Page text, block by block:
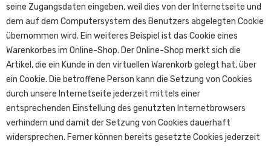
seine Zugangsdaten eingeben, weil dies von der Internetseite und
dem auf dem Computersystem des Benutzers abgelegten Cookie
übernommen wird. Ein weiteres Beispiel ist das Cookie eines
Warenkorbes im Online-Shop. Der Online-Shop merkt sich die
Artikel, die ein Kunde in den virtuellen Warenkorb gelegt hat, über
ein Cookie. Die betroffene Person kann die Setzung von Cookies
durch unsere Internetseite jederzeit mittels einer
entsprechenden Einstellung des genutzten Internetbrowsers
verhindern und damit der Setzung von Cookies dauerhaft
widersprechen. Ferner können bereits gesetzte Cookies jederzeit